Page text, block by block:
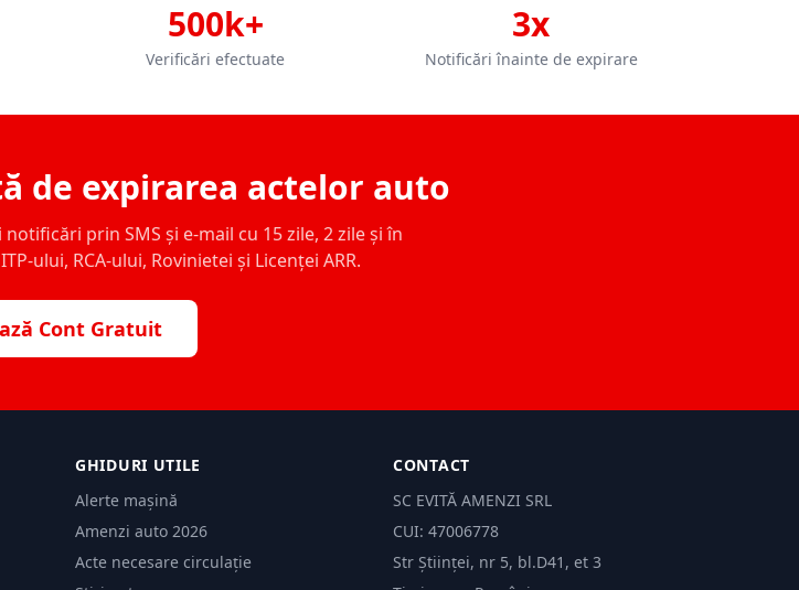
500k+
Verificări efectuate
3x
Notificări înainte de expirare
de expirarea actelor auto
prin SMS și e-mail cu 15 zile, 2 zile și în
ului, RCA-ului, Rovinietei și Licenței ARR.
Cont Gratuit
GHIDURI UTILE
Alerte mașină
Amenzi auto 2026
Acte necesare circulație
CONTACT
SC EVITĂ AMENZI SRL
CUI: 47006778
Str Științei, nr 5, bl.D41, et 3